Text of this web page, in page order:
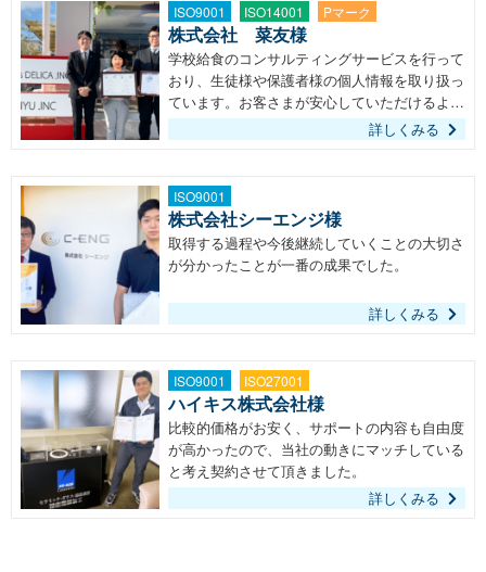
ISO9001 ISO14001 Pマーク
株式会社 菜友様
学校給食のコンサルティングサービスを行って
おり、生徒様や保護者様の個人情報を取り扱っ
ています。お客さまが安心していただけるよう
に、ISOプロを活用して新規取得を行いまし
た。
詳しくみる
ISO9001
株式会社シーエンジ様
取得する過程や今後継続していくことの大切さ
が分かったことが一番の成果でした。
詳しくみる
ISO9001 ISO27001
ハイキス株式会社様
比較的価格がお安く、サポートの内容も自由度
が高かったので、当社の動きにマッチしている
と考え契約させて頂きました。
詳しくみる